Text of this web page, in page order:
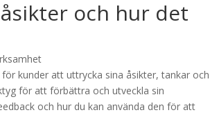
och hur det
kunder att uttrycka sina åsikter, tankar och
för att förbättra och utveckla sin
och hur du kan använda den för att